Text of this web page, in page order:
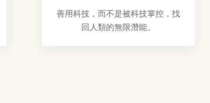
善用科技，而不是被科技掌控，找
回人類的無限潛能。